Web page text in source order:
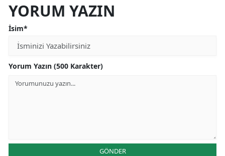
YORUM YAZIN
İsim*
Yorum Yazın (500 Karakter)
GÖNDER